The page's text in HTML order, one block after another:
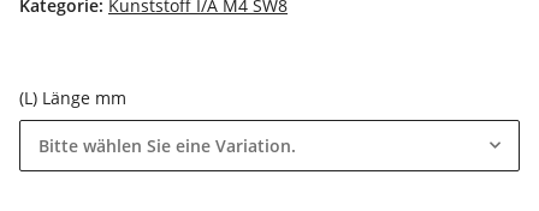
Kategorie: Kunststoff I/A M4 SW8
(L) Länge mm
Bitte wählen Sie eine Variation.